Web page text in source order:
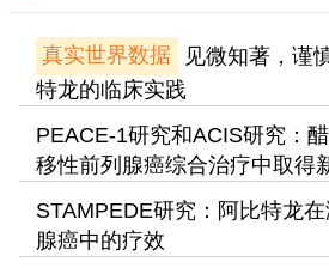
真实世界数据
见微知著，
特龙的临床实践
PEACE-1研究和ACIS研究：
移性前列腺癌综合治疗中取得
STAMPEDE研究：阿比特龙
腺癌中的疗效